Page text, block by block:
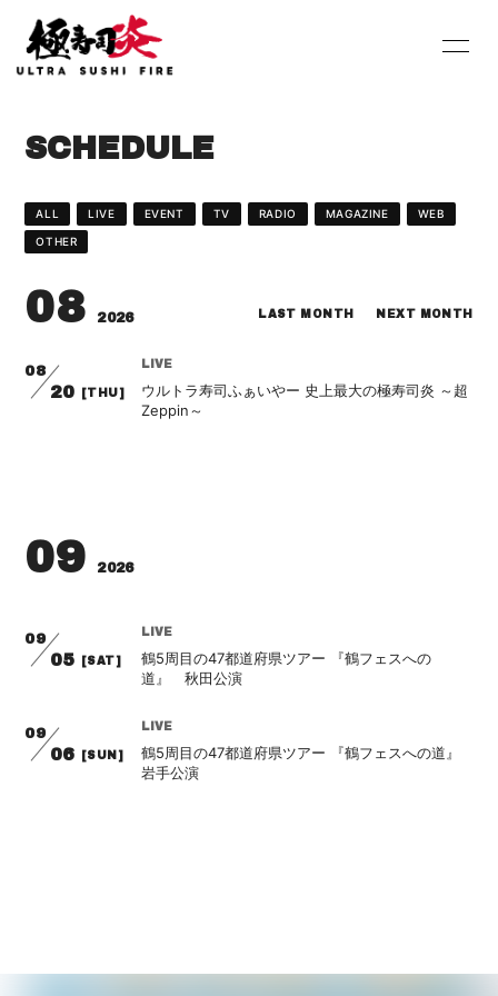
SCHEDULE
DISCOGRAPHY Youtube
MOVIE PHOTO
Contact
SCHEDULE
ALL LIVE EVENT TV RADIO MAGAZINE WEB
OTHER
08 2026 LAST MONTH NEXT MONTH
08
20 [THU]
LIVE
ウルトラ寿司ふぁいやー 史上最大の極寿司炎 ～超
Zeppin～
09 2026
09
05 [SAT]
LIVE
鶴5周目の47都道府県ツアー 『鶴フェスへの
道』 秋田公演
09
06 [SUN]
LIVE
鶴5周目の47都道府県ツアー 『鶴フェスへの道』
岩手公演